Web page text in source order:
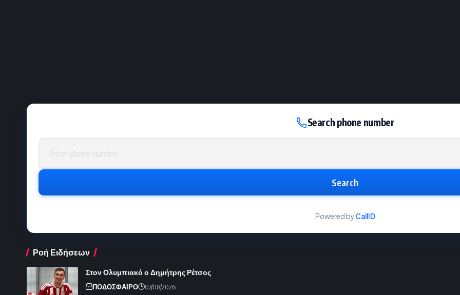
Search phone number
Phone number
Search
Powered byCallID
Ροή Ειδήσεων
Στον Ολυμπιακό ο Δημήτρης Ρέτσος
ΠΟΔΟΣΦΑΙΡΟ 07/08/2026